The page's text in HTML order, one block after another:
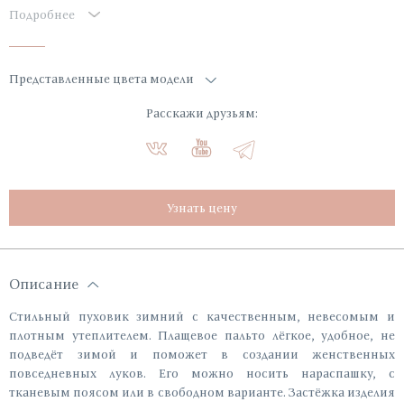
Подробнее
Представленные цвета модели
Расскажи друзьям:
Узнать цену
Описание
Стильный пуховик зимний с качественным, невесомым и
плотным утеплителем. Плащевое пальто лёгкое, удобное, не
подведёт зимой и поможет в создании женственных
повседневных луков. Его можно носить нараспашку, с
тканевым поясом или в свободном варианте. Застёжка изделия